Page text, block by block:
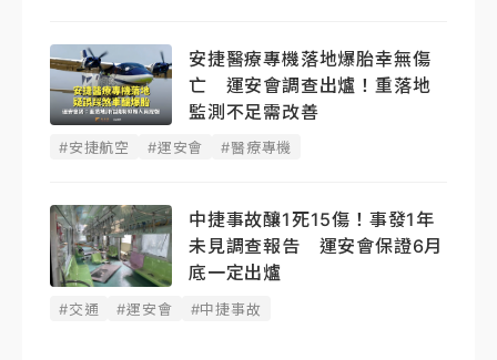
安捷醫療專機落地爆胎幸無傷
亡 運安會調查出爐！重落地
監測不足需改善
#安捷航空 #運安會 #醫療專機
中捷事故釀1死15傷！事發1年
未見調查報告 運安會保證6月
底一定出爐
#交通 #運安會 #中捷事故